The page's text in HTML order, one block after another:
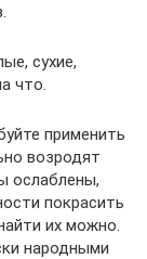
сухие,
что.
применить
возродят
ослаблены,
покрасить
их можно.
народными